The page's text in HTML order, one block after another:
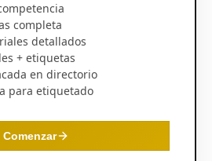
completa
detallados
+ etiquetas
en directorio
para etiquetado
Comenzar